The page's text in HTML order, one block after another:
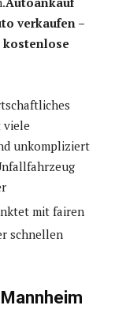
verkaufen –
kostenlose
viele
unkompliziert
mit fairen
schnellen